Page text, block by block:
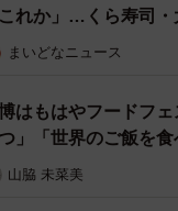
年に三重交通志摩線に
れか」…くら寿司・
まいどなニュース
はもはやフードフ
」「世界のご飯を食
山脇 未菜美